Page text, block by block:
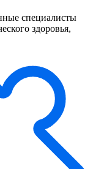
специалисты
здоровья,